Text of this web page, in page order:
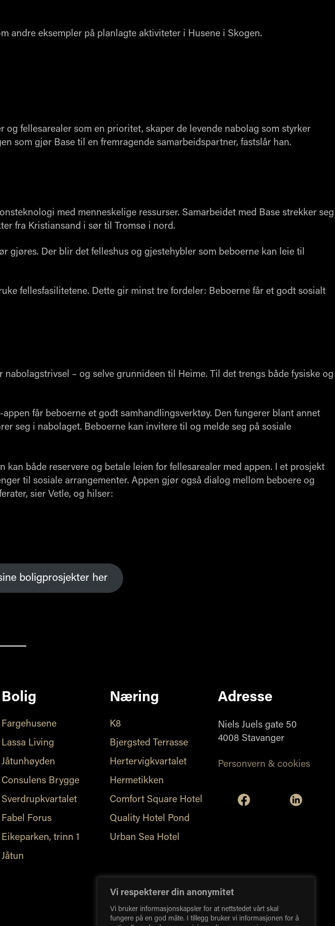
Vi respekterer din anonymitet
Vi bruker informasjonskapsler for at nettstedet vårt skal
fungere på en god måte. I tillegg bruker vi informasjonen for å
andre eksempler på planlagte aktiviteter i Husene i Skogen.
fellesarealer som en prioritet, skaper de levende nabolag som styrker
som gjør Base til en fremragende samarbeidspartner, fastslår han.
med menneskelige ressurser. Samarbeidet med Base strekker seg
fra Kristiansand i sør til Tromsø i nord.
gjøres. Der blir det felleshus og gjestehybler som beboerne kan leie til
fellesfasilitetene. Dette gir minst tre fordeler: Beboerne får et godt sosialt
– og selve grunnideen til Heime. Til det trengs både fysiske og
får beboerne et godt samhandlingsverktøy. Den fungerer blant annet
seg i nabolaget. Beboerne kan invitere til og melde seg på sosiale
både reservere og betale leien for fellesarealer med appen. I et prosjekt
til sosiale arrangementer. Appen gjør også dialog mellom beboere og
sier Vetle, og hilser:
boligprosjekter her
Bolig
Fargehusene
Lassa Living
Jåtunhøyden
Consulens Brygge
Sverdrupkvartalet
Fabel Forus
Eikeparken, trinn 1
Jåtun
Næring
K8
Bjergsted Terrasse
Hertervigkvartalet
Hermetikken
Comfort Square Hotel
Quality Hotel Pond
Urban Sea Hotel
Adresse
Niels Juels gate 50
4008 Stavanger
Personvern & cookies